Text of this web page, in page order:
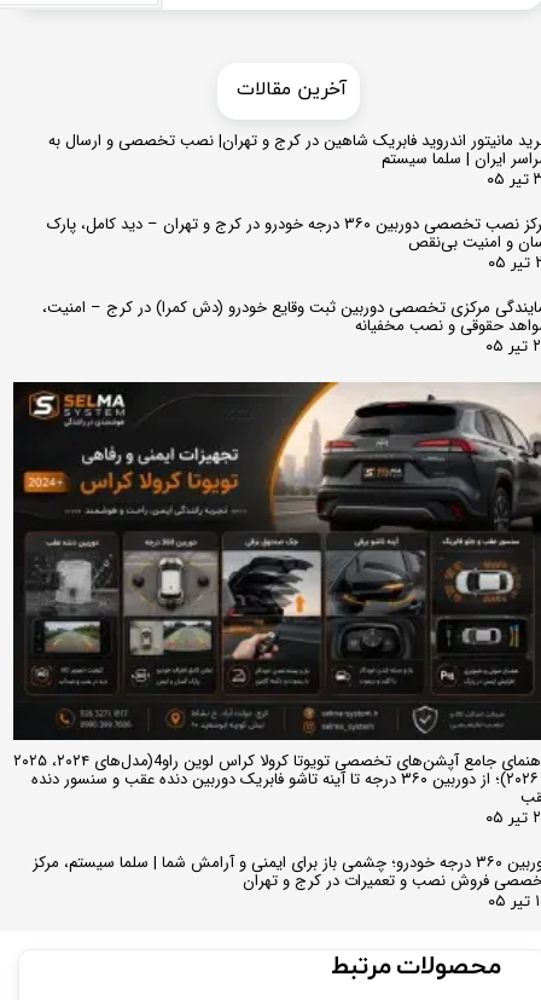
مانیتور اندروید فابریک شاهین در کرج و تهران| نصب تخصصی و ارسال به
ایران | سلما سیستم
مرکز نصب تخصصی دوربین ۳۶۰ درجه خودرو در کرج و تهران – دید کامل، پارک
و امنیت بی‌نقص
مرکزی تخصصی دوربین ثبت وقایع خودرو (دش کمرا) در کرج – امنیت،
حقوقی و نصب مخفیانه
راهنمای جامع آپشن‌های تخصصی تویوتا کرولا کراس لوین راو4(مدل‌های ۲۰۲۴، ۲۰۲۵
و ۲۰۲۶)؛ از دوربین ۳۶۰ درجه تا آینه تاشو فابریک دوربین دنده عقب و سنسور دنده
دوربین ۳۶۰ درجه خودرو؛ چشمی باز برای ایمنی و آرامش شما | سلما سیستم، مرکز
فروش نصب و تعمیرات در کرج و تهران
​​آخرین مقالات
محصولات مرتبط